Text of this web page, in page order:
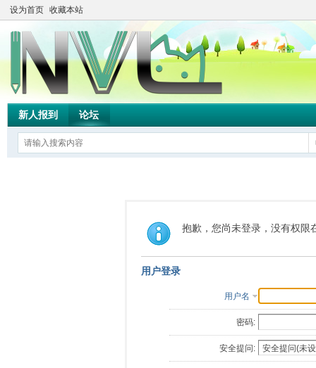
设为首页 收藏本站
新人报到 论坛
抱歉，您尚未登录，没有权限
用户登录
用户名
密码:
安全提问: